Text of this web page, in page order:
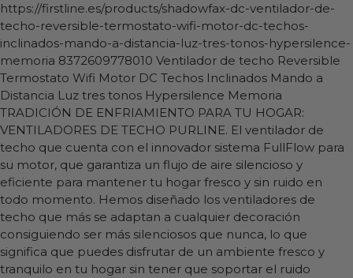
https://firstline.es/products/shadowfax-dc-ventilador-de-
techo-reversible-termostato-wifi-motor-dc-techos-
inclinados-mando-a-distancia-luz-tres-tonos-hypersilence-
memoria 8372609778010 Ventilador de techo Reversible
Termostato Wifi Motor DC Techos Inclinados Mando a
Distancia Luz tres tonos Hypersilence Memoria
TRADICIÓN DE ENFRIAMIENTO PARA TU HOGAR:
VENTILADORES DE TECHO PURLINE. El ventilador de
techo que cuenta con el innovador sistema FullFlow para
su motor, que garantiza un flujo de aire silencioso y
eficiente para mantener tu hogar fresco y sin ruido en
todo momento. Hemos diseñado los ventiladores de
techo que más se adaptan a cualquier decoración
consiguiendo ser más silenciosos que nunca, lo que
significa que puedes disfrutar de un ambiente fresco y
tranquilo en tu hogar sin tener que soportar el ruido